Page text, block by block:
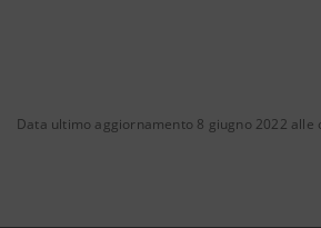
Data ultimo aggiornamento 8 giugno 2022 alle